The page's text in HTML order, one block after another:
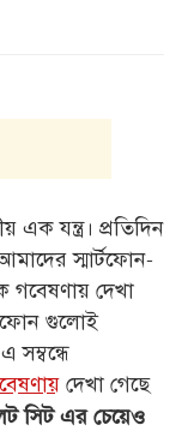
যন্ত্র। প্রতিদিন
স্মার্টফোন-
গবেষণায় দেখা
গুলোই
সম্বন্ধে
দেখা গেছে
সিট এর চেয়েও